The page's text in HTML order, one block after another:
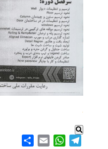
.
Telegram
WhatsApp
Email